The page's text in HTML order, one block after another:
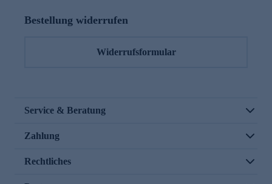
Bestellung widerrufen
Widerrufsformular
Service & Beratung
Zahlung
Rechtliches